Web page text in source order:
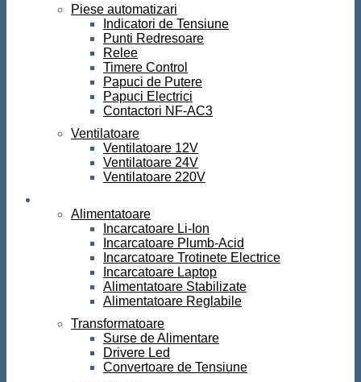
Piese automatizari
Indicatori de Tensiune
Punti Redresoare
Relee
Timere Control
Papuci de Putere
Papuci Electrici
Contactori NF-AC3
Ventilatoare
Ventilatoare 12V
Ventilatoare 24V
Ventilatoare 220V
Alimentatoare
Incarcatoare Li-Ion
Incarcatoare Plumb-Acid
Incarcatoare Trotinete Electrice
Incarcatoare Laptop
Alimentatoare Stabilizate
Alimentatoare Reglabile
Transformatoare
Surse de Alimentare
Drivere Led
Convertoare de Tensiune